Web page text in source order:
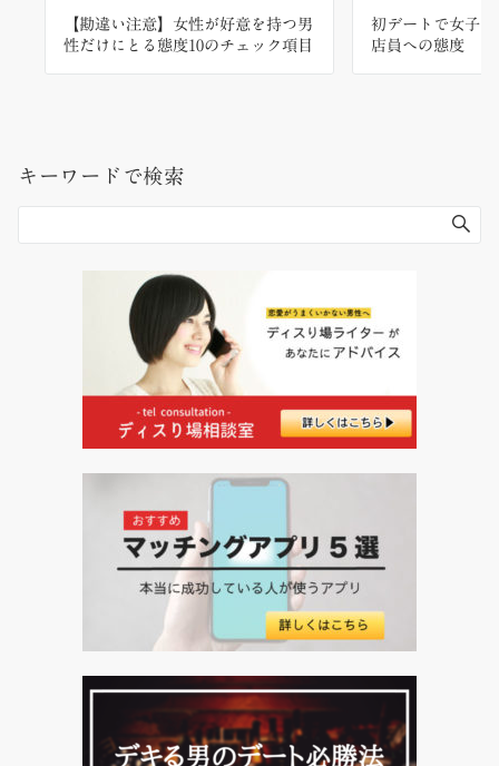
【勘違い注意】女性が好意を持つ男
性だけにとる態度10のチェック項目
初デートで女子
店員への態度
キーワードで検索